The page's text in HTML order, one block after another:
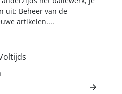
uit: Beheer van de
artikelen....